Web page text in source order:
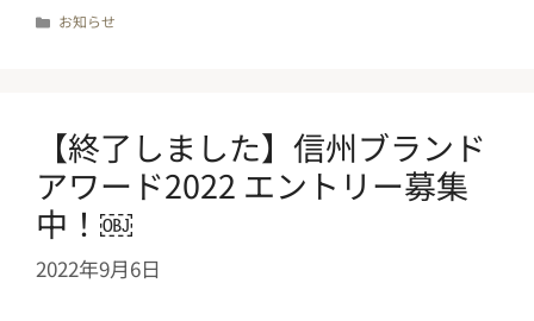
カ
お知らせ
【終了しました】信州ブランド
アワード2022 エントリー募集
中！￼
2022年9月6日